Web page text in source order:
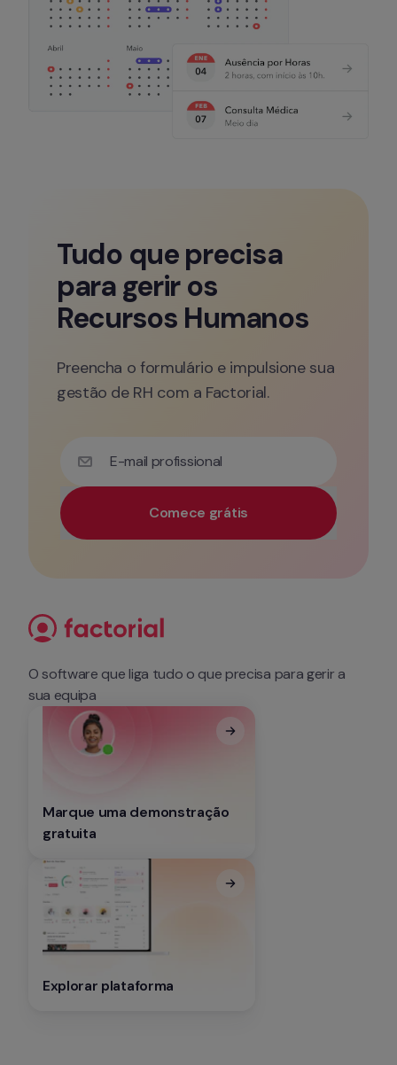
Tudo que precisa
para gerir os
Recursos Humanos
Preencha o formulário e impulsione sua
gestão de RH com a Factorial.
E-mail profissional
Comece grátis
O software que liga tudo o que precisa para gerir a
sua equipa
Marque uma demonstração
gratuita
Explorar plataforma